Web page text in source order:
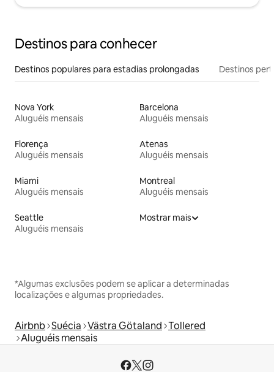
Destinos para conhecer
Destinos populares para estadias prolongadas Destinos
Nova York
Aluguéis mensais
Barcelona
Aluguéis mensais
Florença
Aluguéis mensais
Atenas
Aluguéis mensais
Miami
Aluguéis mensais
Montreal
Aluguéis mensais
Seattle
Aluguéis mensais
Mostrar mais
*Algumas exclusões podem se aplicar a determinadas
localizações e algumas propriedades.
Airbnb Suécia Västra Götaland Tollered
Aluguéis mensais